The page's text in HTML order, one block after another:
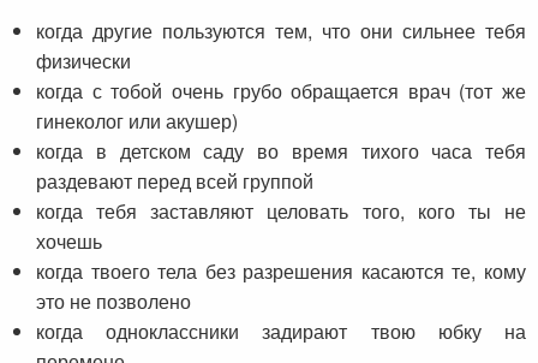
когда другие пользуются тем, что они сильнее тебя
физически
когда с тобой очень грубо обращается врач (тот же
гинеколог или акушер)
когда в детском саду во время тихого часа тебя
раздевают перед всей группой
когда тебя заставляют целовать того, кого ты не
хочешь
когда твоего тела без разрешения касаются те, кому
это не позволено
когда одноклассники задирают твою юбку на